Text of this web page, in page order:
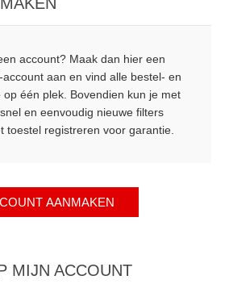
account? Maak dan hier een
account aan en vind alle bestel- en
één plek. Bovendien kun je met
en eenvoudig nieuwe filters
toestel registreren voor garantie.
MIJN ACCOUNT